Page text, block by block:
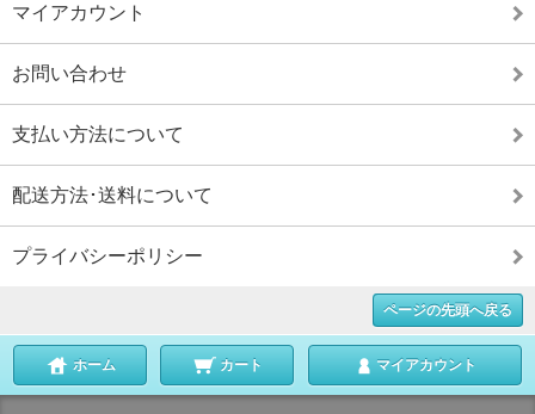
マイアカウント
お問い合わせ
支払い方法について
配送方法･送料について
プライバシーポリシー
ページの先頭へ戻る
ホーム カート マイアカウント